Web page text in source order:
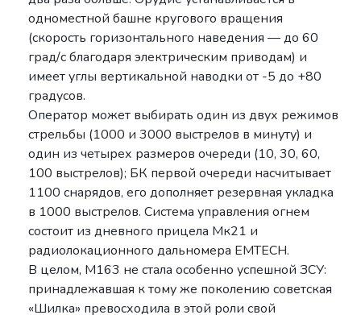
одноместной башне кругового вращения
(скорость горизонтального наведения — до 60
град/с благодаря электрическим приводам) и
имеет углы вертикальной наводки от -5 до +80
градусов.
Оператор может выбирать один из двух режимов
стрельбы (1000 и 3000 выстрелов в минуту) и
один из четырех размеров очереди (10, 30, 60,
100 выстрелов); БК первой очереди насчитывает
1100 снарядов, его дополняет резервная укладка
в 1000 выстрелов. Система управления огнем
состоит из дневного прицела Мк21 и
радиолокационного дальномера EMTECH.
В целом, М163 не стала особенно успешной ЗСУ:
принадлежавшая к тому же поколению советская
«Шилка» превосходила в этой роли свой